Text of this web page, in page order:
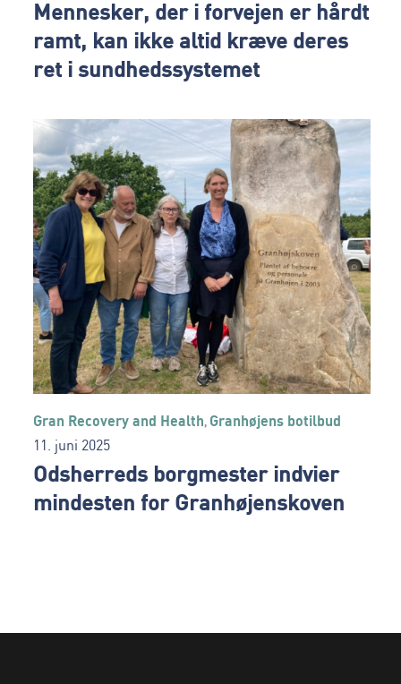
Mennesker, der i forvejen er hårdt
ramt, kan ikke altid kræve deres
ret i sundhedssystemet
Odsherreds borgmester indvier
mindesten for Granhøjenskoven
11. juni 2025
Gran Recovery and Health, Granhøjens botilbud